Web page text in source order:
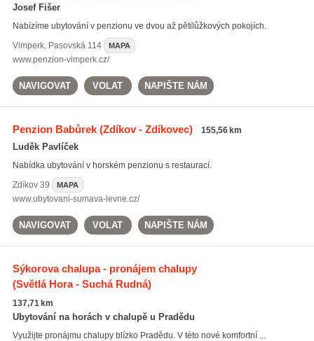
Josef Fišer
Nabízíme ubytování v penzionu ve dvou až pětilůžkových pokojích.
Vimperk, Pasovská 114 MAPA
www.penzion-vimperk.cz/
NAVIGOVAT VOLAT NAPIŠTE NÁM
Penzion Babůrek(Zdíkov - Zdíkovec) 155,56 km
Luděk Pavlíček
Nabídka ubytování v horském penzionu s restaurací.
Zdíkov39 MAPA
www.ubytovani-sumava-levne.cz/
NAVIGOVAT VOLAT NAPIŠTE NÁM
Sýkorova chalupa - pronájem chalupy
(Světlá Hora - Suchá Rudná)
137,71 km
Ubytování na horách v chalupě u Pradědu
Využijte pronájmu chalupy blízko Pradědu. V této nové komfortní ...